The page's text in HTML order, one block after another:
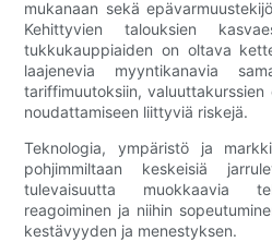
mukanaan sekä
Kehittyvien talouksien
tukkukauppiaiden on oltava
laajenevia myyntikanavia
tariffimuutoksiin,
noudattamiseen liittyviä riskejä.
Teknologia, ympäristö ja
pohjimmiltaan keskeisiä
tulevaisuutta muokkaavia
reagoiminen ja niihin
kestävyyden ja menestyksen.